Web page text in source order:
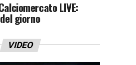
LIVE:
giorno
VIDEO